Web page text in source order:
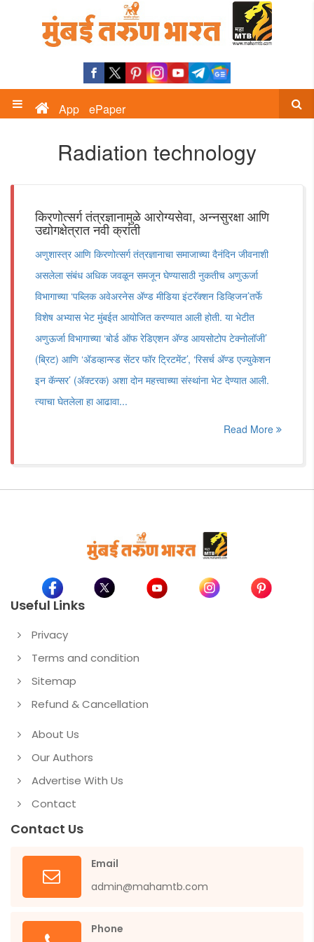
App ePaper
Radiation technology
किरणोत्सर्ग तंत्रज्ञानामुळे आरोग्यसेवा, अन्नसुरक्षा आणि
उद्योगक्षेत्रात नवी क्रांती
अणुशास्त्र आणि किरणोत्सर्ग तंत्रज्ञानाचा समाजाच्या दैनंदिन जीवनाशी
असलेला संबंध अधिक जवळून समजून घेण्यासाठी नुकतीच अणुऊर्जा
विभागाच्या ‌‘पब्लिक अवेअरनेस ॲण्ड मीडिया इंटरॅक्शन डिव्हिजन‌’तर्फे
विशेष अभ्यास भेट मुंबईत आयोजित करण्यात आली होती. या भेटीत
अणुऊर्जा विभागाच्या ‌‘बोर्ड ऑफ रेडिएशन ॲण्ड आयसोटोप टेक्नोलॉजी‌’
(ब्रिट) आणि ‌‘ॲडव्हान्स्ड सेंटर फॉर ट्रिटमेंट‌’, ‌‘रिसर्च ॲण्ड एज्युकेशन
इन कॅन्सर‌’ (ॲक्टरक) अशा दोन महत्त्वाच्या संस्थांना भेट देण्यात आली.
त्याचा घेतलेला हा आढावा...
Read More
Useful Links
Privacy
Terms and condition
Sitemap
Refund & Cancellation
About Us
Our Authors
Advertise With Us
Contact
Contact Us
Email
admin@mahamtb.com
Phone